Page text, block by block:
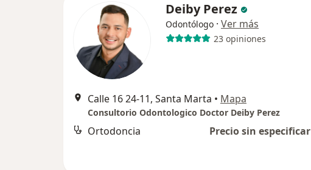
Deiby Perez
Odontólogo · Ver más
23 opiniones
Calle 16 24-11, Santa Marta • Mapa
Consultorio Odontologico Doctor Deiby Perez
Ortodoncia Precio sin especificar